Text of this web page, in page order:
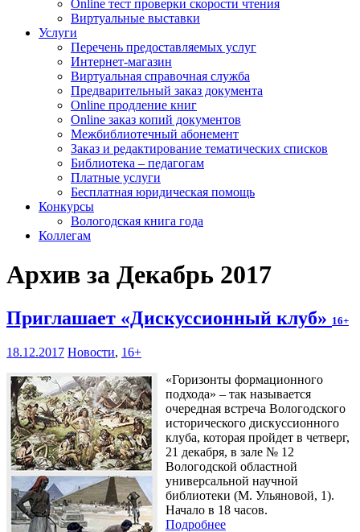
Online тест проверки скорости чтения
Виртуальные выставки
Услуги
Перечень предоставляемых услуг
Интернет-магазин
Виртуальная справочная служба
Предварительный заказ документа
Online продление книг
Online заказ копий документов
Межбиблиотечный абонемент
Заказ и редактирование тематических списков
Библиотека – педагогам
Платные услуги
Бесплатная юридическая помощь
Конкурсы
Вологодская книга года
Коллегам
Архив за Декабрь 2017
Приглашает «Дискуссионный клуб» 16+
18.12.2017 Новости, 16+
«Горизонты формационного
подхода» – так называется
очередная встреча Вологодского
исторического дискуссионного
клуба, которая пройдет в четверг,
21 декабря, в зале № 12
Вологодской областной
универсальной научной
библиотеки (М. Ульяновой, 1).
Начало в 18 часов.
Подробнее